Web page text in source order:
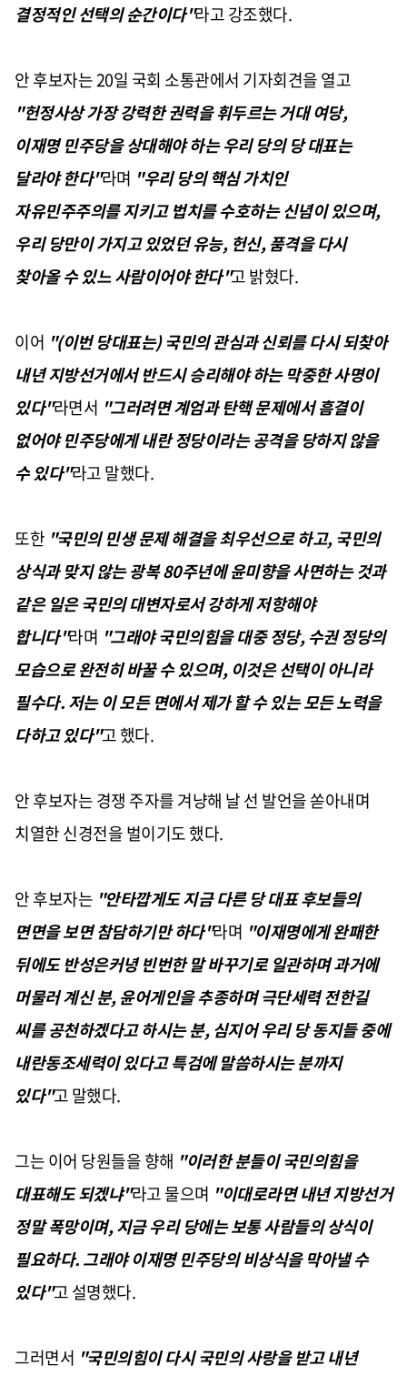
결정적인 선택의 순간이다"라고 강조했다.
안 후보자는 20일 국회 소통관에서 기자회견을 열고
"헌정사상 가장 강력한 권력을 휘두르는 거대 여당,
이재명 민주당을 상대해야 하는 우리 당의 당 대표는
달라야 한다"라며 "우리 당의 핵심 가치인
자유민주주의를 지키고 법치를 수호하는 신념이 있으며,
우리 당만이 가지고 있었던 유능, 헌신, 품격을 다시
찾아올 수 있느 사람이어야 한다"고 밝혔다.
이어 "(이번 당대표는) 국민의 관심과 신뢰를 다시 되찾아
내년 지방선거에서 반드시 승리해야 하는 막중한 사명이
있다"라면서 "그러려면 계엄과 탄핵 문제에서 흠결이
없어야 민주당에게 내란 정당이라는 공격을 당하지 않을
수 있다"라고 말했다.
또한 "국민의 민생 문제 해결을 최우선으로 하고, 국민의
상식과 맞지 않는 광복 80주년에 윤미향을 사면하는 것과
같은 일은 국민의 대변자로서 강하게 저항해야
합니다"라며 "그래야 국민의힘을 대중 정당, 수권 정당의
모습으로 완전히 바꿀 수 있으며, 이것은 선택이 아니라
필수다. 저는 이 모든 면에서 제가 할 수 있는 모든 노력을
다하고 있다"고 했다.
안 후보자는 경쟁 주자를 겨냥해 날 선 발언을 쏟아내며
치열한 신경전을 벌이기도 했다.
안 후보자는 "안타깝게도 지금 다른 당 대표 후보들의
면면을 보면 참담하기만 하다"라며 "이재명에게 완패한
뒤에도 반성은커녕 빈번한 말 바꾸기로 일관하며 과거에
머물러 계신 분, 윤어게인을 추종하며 극단세력 전한길
씨를 공천하겠다고 하시는 분, 심지어 우리 당 동지들 중에
내란동조세력이 있다고 특검에 말씀하시는 분까지
있다"고 말했다.
그는 이어 당원들을 향해 "이러한 분들이 국민의힘을
대표해도 되겠냐"라고 물으며 "이대로라면 내년 지방선거
정말 폭망이며, 지금 우리 당에는 보통 사람들의 상식이
필요하다. 그래야 이재명 민주당의 비상식을 막아낼 수
있다"고 설명했다.
그러면서 "국민의힘이 다시 국민의 사랑을 받고 내년